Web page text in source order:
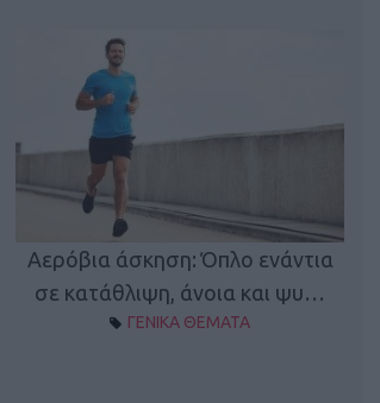
Αερόβια άσκηση: Όπλο ενάντια
σε κατάθλιψη, άνοια και ψυ…
ΓΕΝΙΚΑ ΘΕΜΑΤΑ